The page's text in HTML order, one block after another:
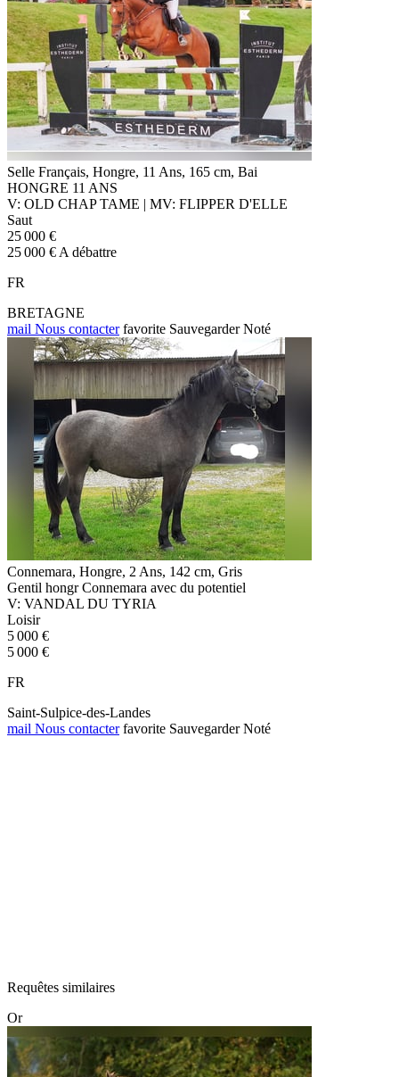
Selle Français, Hongre, 11 Ans, 165 cm, Bai
HONGRE 11 ANS
V: OLD CHAP TAME | MV: FLIPPER D'ELLE
Saut
25 000 €
25 000 € A débattre
FR
BRETAGNE
mail Nous contacter favorite Sauvegarder Noté
Connemara, Hongre, 2 Ans, 142 cm, Gris
Gentil hongr Connemara avec du potentiel
V: VANDAL DU TYRIA
Loisir
5 000 €
5 000 €
FR
Saint-Sulpice-des-Landes
mail Nous contacter favorite Sauvegarder Noté
Requêtes similaires
Or